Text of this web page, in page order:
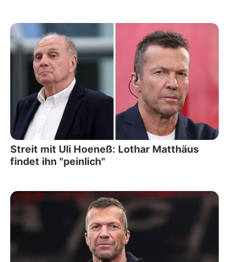
Streit mit Uli Hoeneß: Lothar Matthäus
findet ihn "peinlich"